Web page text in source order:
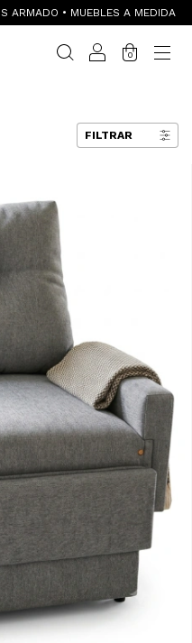
ARMADO • MUEBLES A MEDIDA
0
FILTRAR